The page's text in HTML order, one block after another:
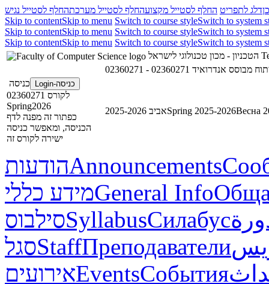
דלג לתפריט החלף לסטייל מקצועהחלף לסטייל מערכתהחלף לסטייל נגיש
Skip to contentSkip to menu Switch to course styleSwitch to system
Skip to contentSkip to menu Switch to course styleSwitch to system
Skip to contentSkip to menu Switch to course styleSwitch to system
- פיתוח מבוסס אנדרואיד
כניסה-Login
כניסה
לקורס 02360271
Spring2026
כפתור זה מפנה לדף
הכניסה, ומאפשר כניסה
ישירה לקורס זה
אביב 2025-2026Spring 2025-2026Весна
הודעותAnnouncements
מידע כלליGeneral Info
סילבוסSyllabusСилабус
סגלStaffПреподаватели
אירועיםEventsСобытия